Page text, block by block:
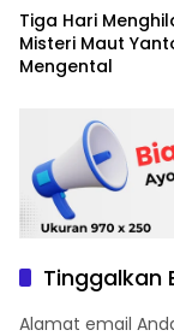
Tiga Hari
Misteri Maut
Mengental
Tinggalkan
Alamat email